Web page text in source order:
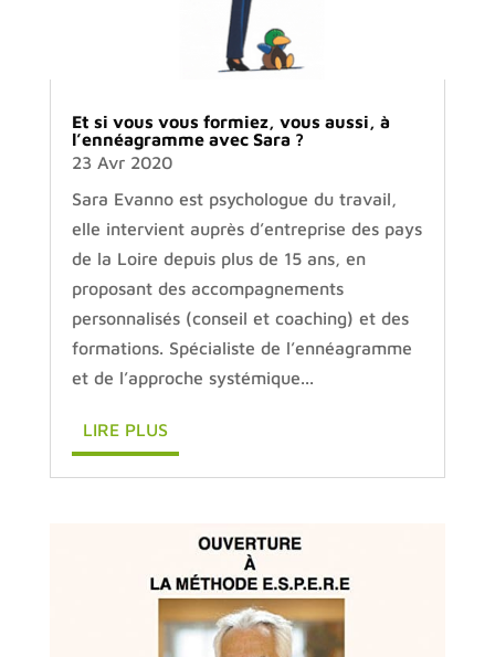
Et si vous vous formiez, vous aussi, à
l’ennéagramme avec Sara ?
23 Avr 2020
Sara Evanno est psychologue du travail,
elle intervient auprès d’entreprise des pays
de la Loire depuis plus de 15 ans, en
proposant des accompagnements
personnalisés (conseil et coaching) et des
formations. Spécialiste de l’ennéagramme
et de l’approche systémique...
LIRE PLUS